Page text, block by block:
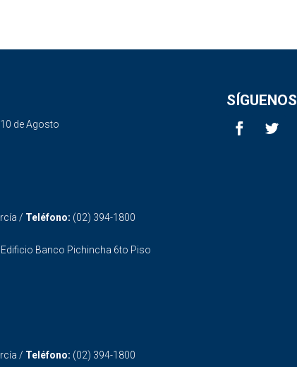
de Agosto
SÍGUENOS
/ Teléfono: (02) 394-1800
Edificio Banco Pichincha 6to Piso
/ Teléfono: (02) 394-1800